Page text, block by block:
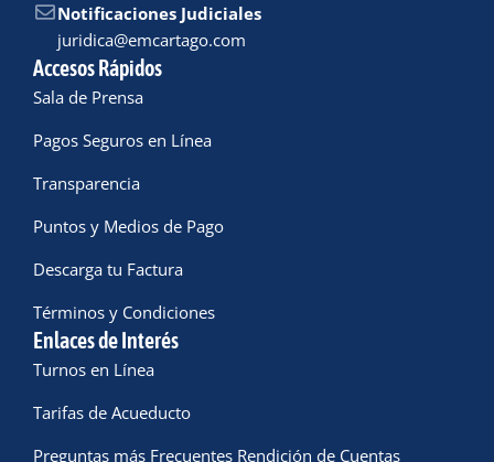
Notificaciones Judiciales
juridica@emcartago.com
Accesos Rápidos
Sala de Prensa
Pagos Seguros en Línea
Transparencia
Puntos y Medios de Pago
Descarga tu Factura
Términos y Condiciones
Enlaces de Interés
Turnos en Línea
Tarifas de Acueducto
Preguntas más Frecuentes Rendición de Cuentas